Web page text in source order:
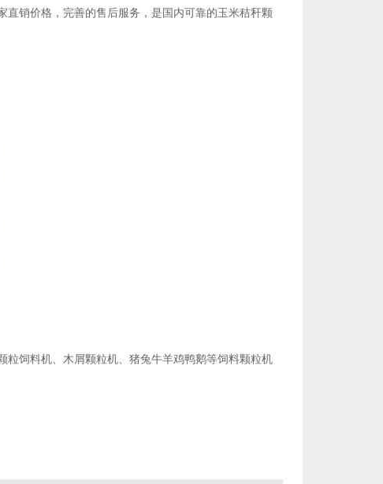
直销价格，完善的售后服务，是国内可靠的玉米秸秆颗
饲料机、木屑颗粒机、猪兔牛羊鸡鸭鹅等饲料颗粒机